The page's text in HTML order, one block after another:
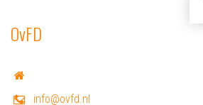
OvFD
info@ovfd.nl